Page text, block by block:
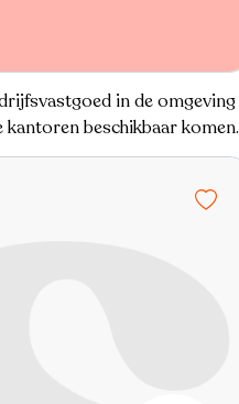
in de omgeving
kantoren beschikbaar komen.